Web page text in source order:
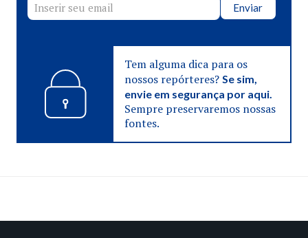
Enviar
Tem alguma dica para os
nossos repórteres? Se sim,
envie em segurança por aqui.
Sempre preservaremos nossas
fontes.